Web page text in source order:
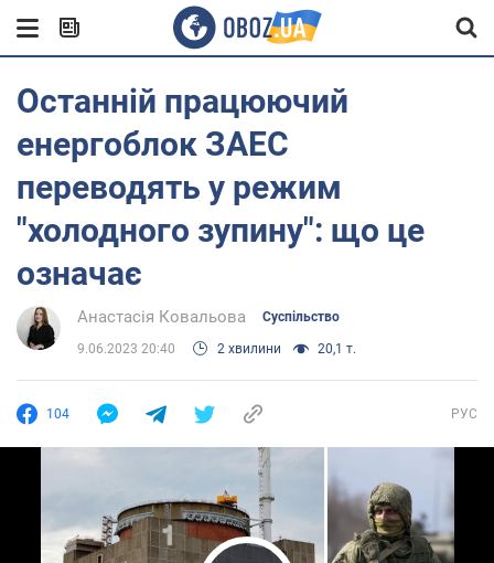
Останній працюючий
енергоблок ЗАЕС
переводять у режим
"холодного зупину": що це
означає
Анастасія Ковальова Суспільство
9.06.2023 20:40 2 хвилини 20,1 т.
104 РУС